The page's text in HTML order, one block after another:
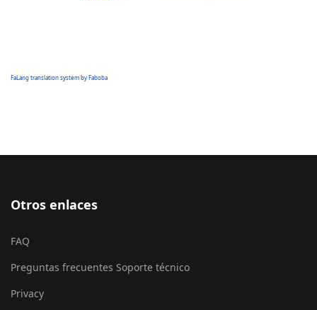
FaLang translation system by Faboba
Otros enlaces
FAQ
Preguntas frecuentes Soporte técnico
Privacy